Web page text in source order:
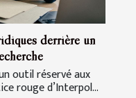
derrière un
outil réservé aux
rouge d’Interpol...